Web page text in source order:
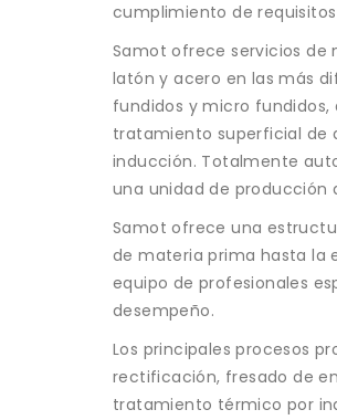
cumplimiento de
Samot ofrece servicios de
latón y acero en las más
fundidos y micro
tratamiento superficial de
inducción. Totalmente
una unidad de producción
Samot ofrece una
de materia prima hasta la
equipo de profesionales
desempeño.
Los principales procesos
rectificación, fresado de
tratamiento térmico por